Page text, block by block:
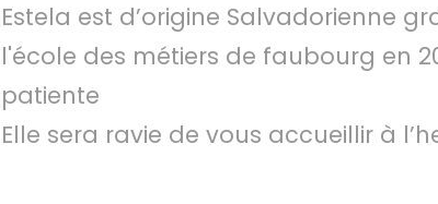
Estela est d’origine Salvadorienne
l'école des métiers de faubourg en
patiente
Elle sera ravie de vous accueillir à